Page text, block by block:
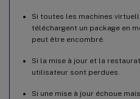
Si toutes les machines
téléchargent un package en
peut être encombré.
Si la mise à jour et la
utilisateur sont perdues.
Si une mise à jour échoue